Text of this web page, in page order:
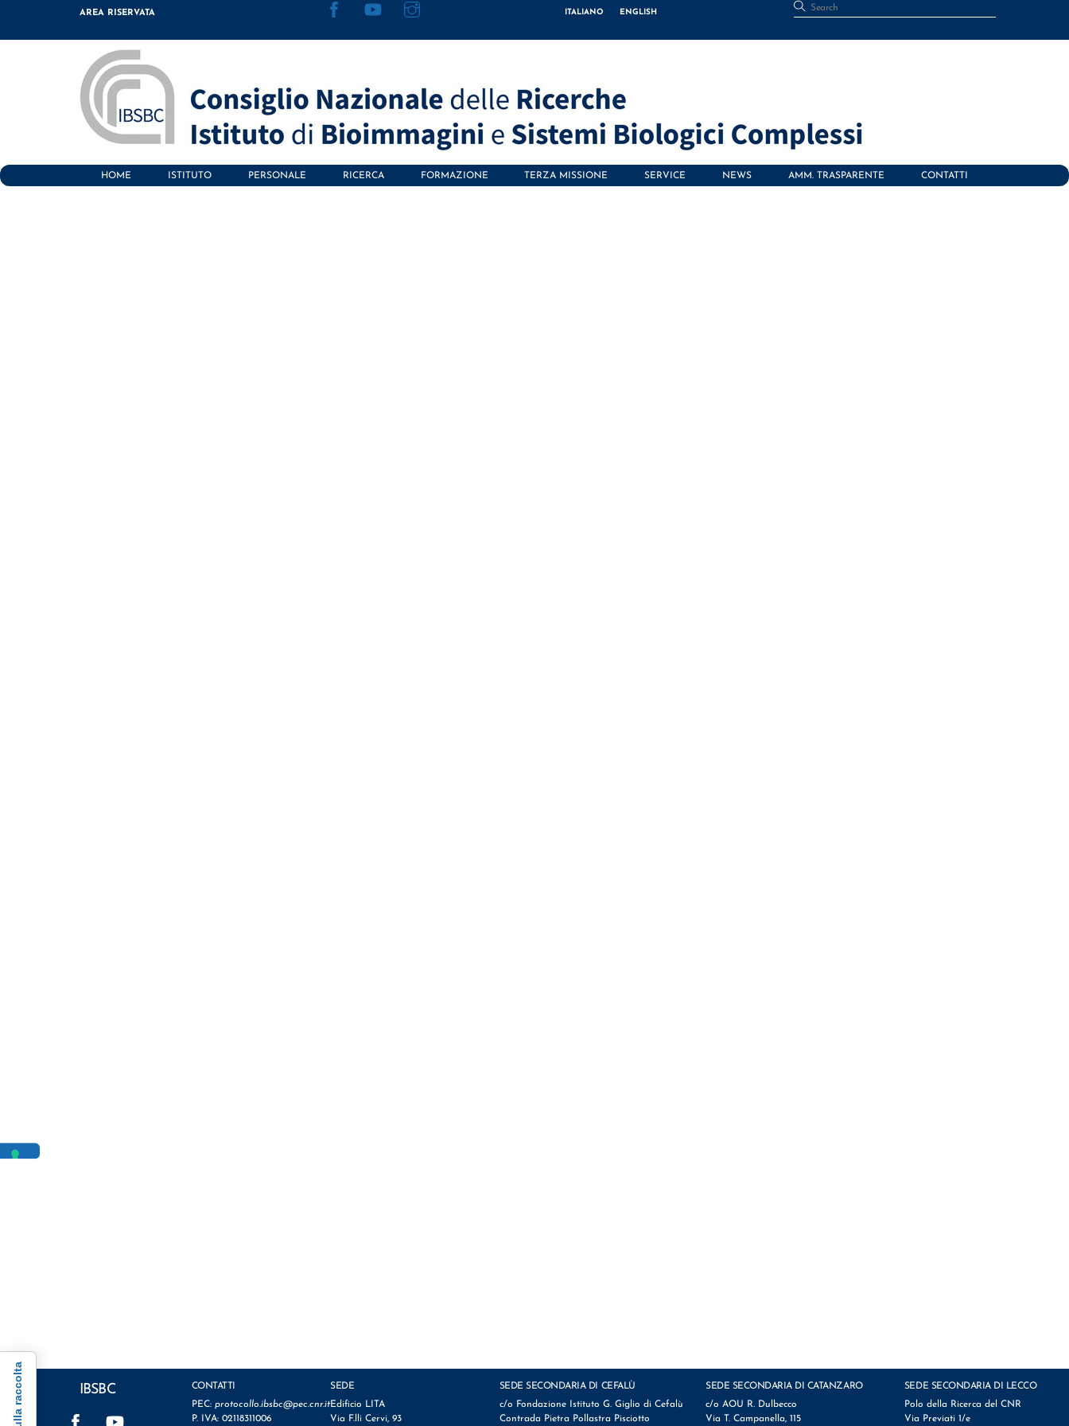
content
AREA RISERVATA ITALIANO ENGLISH
HOME ISTITUTO PERSONALE RICERCA FORMAZIONE TERZA MISSIONE SERVICE NEWS AMM. TRASPARENTE CONTATTI
IBSBC
CONTATTI
PEC: protocollo.ibsbc@pec.cnr.it
P. IVA: 02118311006
SEDE
Edificio LITA
Via F.lli Cervi, 93
SEDE SECONDARIA DI CEFALÙ
c/o Fondazione Istituto G. Giglio di Cefalù
Contrada Pietra Pollastra Pisciotto
SEDE SECONDARIA DI CATANZARO
c/o AOU R. Dulbecco
Via T. Campanella, 115
SEDE SECONDARIA DI LECCO
Polo della Ricerca del CNR
Via Previati 1/e